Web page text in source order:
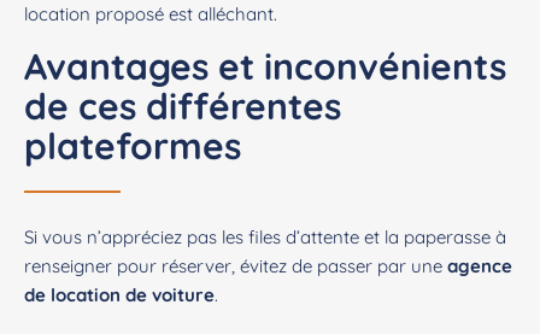
location proposé est alléchant.
Avantages et inconvénients
de ces différentes
plateformes
Si vous n’appréciez pas les files d’attente et la paperasse à
renseigner pour réserver, évitez de passer par une agence
de location de voiture.